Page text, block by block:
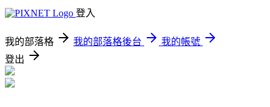
登入
我的部落格 我的部落格後台
我的帳號
登出